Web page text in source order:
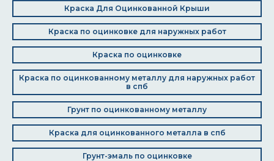
Краска Для Оцинкованной Крыши
Краска по оцинковке для наружных работ
Краска по оцинковке
Краска по оцинкованному металлу для наружных работ
в спб
Грунт по оцинкованному металлу
Краска для оцинкованного металла в спб
Грунт-эмаль по оцинковке